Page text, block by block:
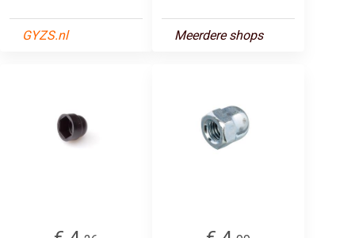
GYZS.nl Meerdere shops